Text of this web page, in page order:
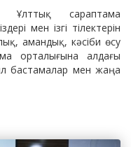
Ұлттық сараптама
мен ізгі тілектерін
амандық, кәсіби өсу
орталығына алдағы
бастамалар мен жаңа